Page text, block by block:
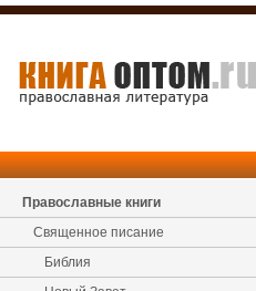
Православные книги
Священное писание
Библия